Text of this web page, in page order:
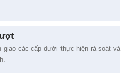
giao các cấp dưới thực hiện rà soát và